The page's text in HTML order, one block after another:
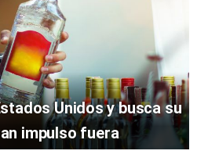
Unidos y busca su
impulso fuera